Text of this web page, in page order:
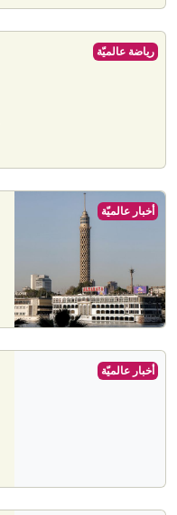
رياضة عالميّة
أخبار عالميّة
أخبار عالميّة